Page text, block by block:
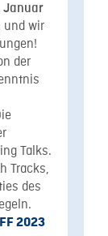
Januar
und wir
der
Talks.
Tracks,
des
2023